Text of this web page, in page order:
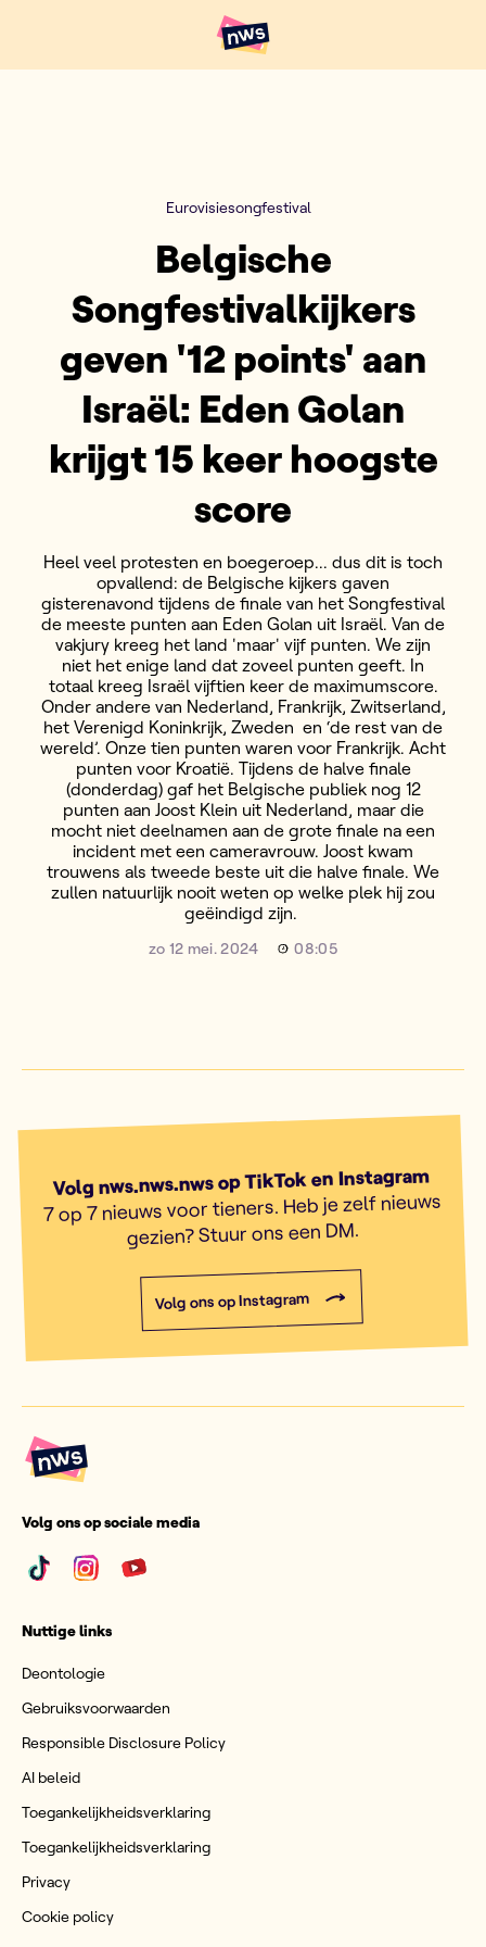
Hoofdpunten VRT NWS
Eurovisiesongfestival
Belgische
Songfestivalkijkers
geven '12 points' aan
Israël: Eden Golan
krijgt 15 keer hoogste
score
Heel veel protesten en boegeroep... dus dit is toch
opvallend: de Belgische kijkers gaven
gisterenavond tijdens de finale van het Songfestival
de meeste punten aan Eden Golan uit Israël. Van de
vakjury kreeg het land 'maar' vijf punten. We zijn
niet het enige land dat zoveel punten geeft. In
totaal kreeg Israël vijftien keer de maximumscore.
Onder andere van Nederland, Frankrijk, Zwitserland,
het Verenigd Koninkrijk, Zweden en ‘de rest van de
wereld’. Onze tien punten waren voor Frankrijk. Acht
punten voor Kroatië. Tijdens de halve finale
(donderdag) gaf het Belgische publiek nog 12
punten aan Joost Klein uit Nederland, maar die
mocht niet deelnamen aan de grote finale na een
incident met een cameravrouw. Joost kwam
trouwens als tweede beste uit die halve finale. We
zullen natuurlijk nooit weten op welke plek hij zou
geëindigd zijn.
zo 12 mei. 2024 08:05
Volg nws.nws.nws op TikTok en Instagram
7 op 7 nieuws voor tieners. Heb je zelf nieuws
gezien? Stuur ons een DM.
Volg ons op Instagram
Volg ons op sociale media
Nuttige links
Deontologie
Gebruiksvoorwaarden
Responsible Disclosure Policy
AI beleid
Toegankelijkheidsverklaring
Toegankelijkheidsverklaring
Privacy
Cookie policy